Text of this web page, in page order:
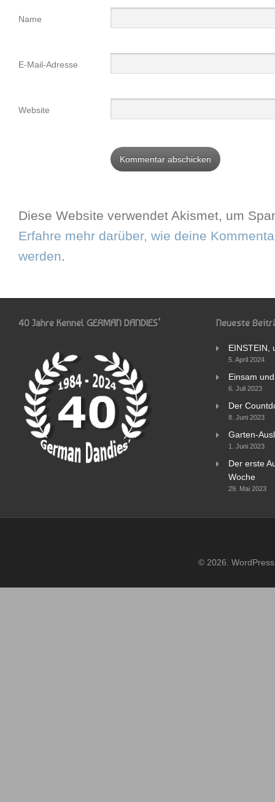
Name
E-Mail-Adresse
Website
Diese Website verwendet Akismet, um
Erfahre mehr darüber, wie deine
werden.
40 Jahre Kennel GERMAN DANDIES‘ Neueste
EINSTEIN,
5. April 2024
Einsam
6. Juli 2023
Der
8. Juni 2023
Garten-
1. Juni 2023
Der erste
Woche
29. Mai 2023
© 2026.